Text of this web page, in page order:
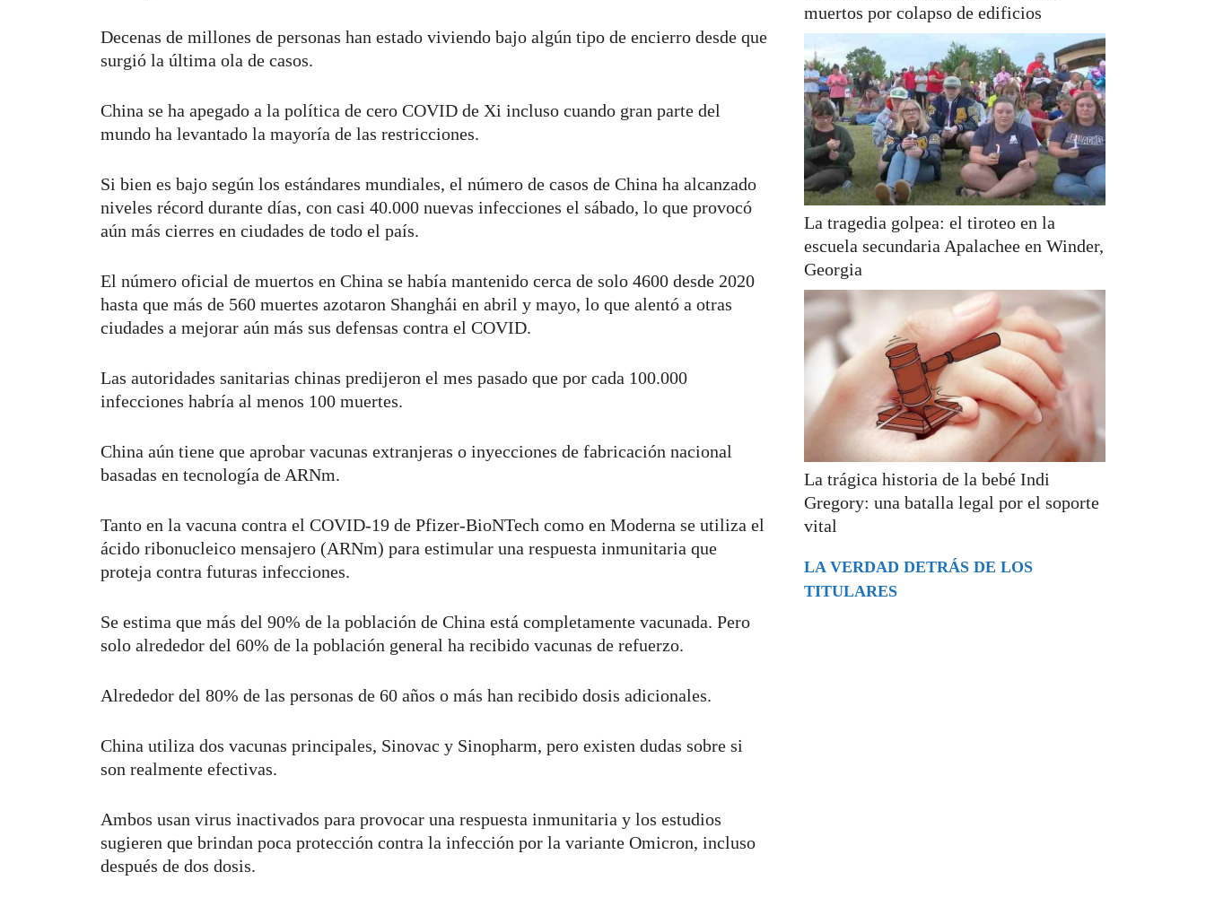
Decenas de millones de personas han estado viviendo bajo algún tipo de encierro desde que
surgió la última ola de casos.
China se ha apegado a la política de cero COVID de Xi incluso cuando gran parte del
mundo ha levantado la mayoría de las restricciones.
Si bien es bajo según los estándares mundiales, el número de casos de China ha alcanzado
niveles récord durante días, con casi 40.000 nuevas infecciones el sábado, lo que provocó
aún más cierres en ciudades de todo el país.
El número oficial de muertos en China se había mantenido cerca de solo 4600 desde 2020
hasta que más de 560 muertes azotaron Shanghái en abril y mayo, lo que alentó a otras
ciudades a mejorar aún más sus defensas contra el COVID.
Las autoridades sanitarias chinas predijeron el mes pasado que por cada 100.000
infecciones habría al menos 100 muertes.
China aún tiene que aprobar vacunas extranjeras o inyecciones de fabricación nacional
basadas en tecnología de ARNm.
Tanto en la vacuna contra el COVID-19 de Pfizer-BioNTech como en Moderna se utiliza el
ácido ribonucleico mensajero (ARNm) para estimular una respuesta inmunitaria que
proteja contra futuras infecciones.
Se estima que más del 90% de la población de China está completamente vacunada. Pero
solo alrededor del 60% de la población general ha recibido vacunas de refuerzo.
Alrededor del 80% de las personas de 60 años o más han recibido dosis adicionales.
China utiliza dos vacunas principales, Sinovac y Sinopharm, pero existen dudas sobre si
son realmente efectivas.
Ambos usan virus inactivados para provocar una respuesta inmunitaria y los estudios
sugieren que brindan poca protección contra la infección por la variante Omicron, incluso
después de dos dosis.
muertos por colapso de edificios
La tragedia golpea: el tiroteo en la
escuela secundaria Apalachee en Winder,
Georgia
La trágica historia de la bebé Indi
Gregory: una batalla legal por el soporte
vital
LA VERDAD DETRÁS DE LOS
TITULARES